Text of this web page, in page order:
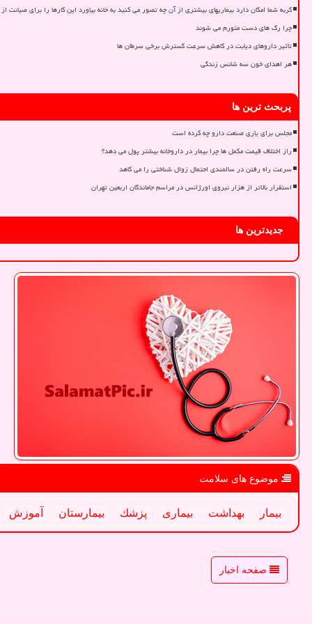
گربه شما امکان دارد بیماریهای بیشتری از آن چه تصور می کنید به خانه بیاورد این کارها را برای صیانت
چرا رگ های دست متورم می شوند
تأثیر داروهای دیابت در کاهش سرعت گسترش برخی سرطان ها
هر اهدای خون سه شانس زندگی
پربحث ترین ها
مجلس برای یاری صنعت دارو چه کرده است
راز اختلاف قیمت مکمل ها چرا بیمار در داروخانه بیشتر پول می دهد؟
سرعت راه رفتن در سالمندی احتمال زوال شناختی را می کاهد
استقرار بالاتر از هزار نیروی اورژانس در مراسم جاماندگان اربعین تهران
جدیدترین ها
موضوع های سلامت
بیمار بهداشت بیماری پزشك بیمارستان آموزش
صفحه اخبار